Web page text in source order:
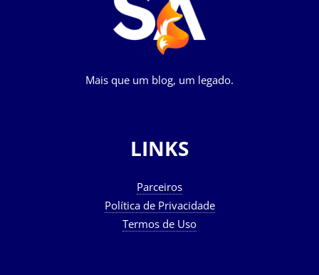
Mais que um blog, um legado.
LINKS
Parceiros
Política de Privacidade
Termos de Uso